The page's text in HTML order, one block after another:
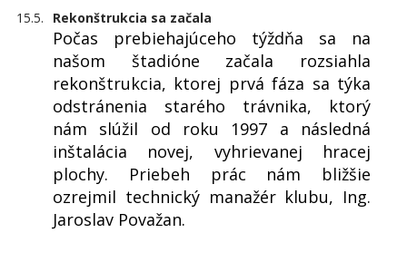
15.5. Rekonštrukcia sa začala
Počas prebiehajúceho týždňa sa na
našom štadióne začala rozsiahla
rekonštrukcia, ktorej prvá fáza sa týka
odstránenia starého trávnika, ktorý
nám slúžil od roku 1997 a následná
inštalácia novej, vyhrievanej hracej
plochy. Priebeh prác nám bližšie
ozrejmil technický manažér klubu, Ing.
Jaroslav Považan.